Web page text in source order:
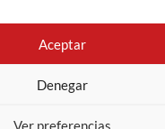
Aceptar
Denegar
Ver preferencias
corporativas y servicios